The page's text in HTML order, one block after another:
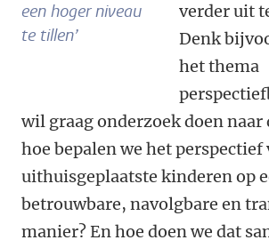
een hoger niveau
te tillen’
verder uit
Denk
het thema
wil graag onderzoek doen naar
hoe bepalen we het perspectief
uithuisgeplaatste kinderen op
betrouwbare, navolgbare en
manier? En hoe doen we dat